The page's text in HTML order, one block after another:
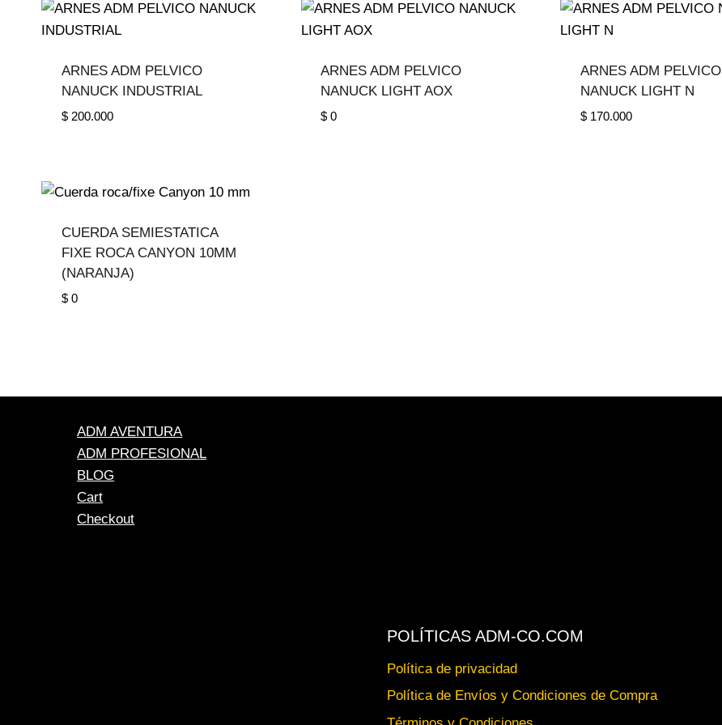
ARNES ADM PELVICO
NANUCK INDUSTRIAL
$200.000
ARNES ADM PELVICO
NANUCK LIGHT AOX
$ 0
ARNES ADM PELVICO
NANUCK LIGHT N
$170.000
CUERDA SEMIESTATICA
FIXE ROCA CANYON 10MM
(NARANJA)
$0
ADM AVENTURA
ADM PROFESIONAL
BLOG
Cart
Checkout
POLÍTICAS ADM-CO.COM
Política de privacidad
Política de Envíos y Condiciones de Compra